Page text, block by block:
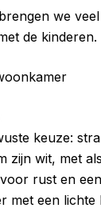
we
de kinderen.
keuze:
wit, met
rust en
met een